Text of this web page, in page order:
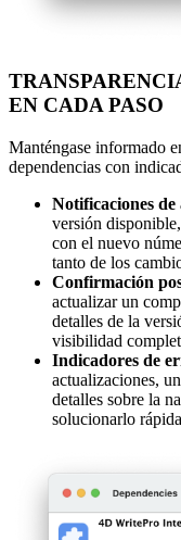
EN CADA PASO
Manténgase informado
dependencias con
Notificaciones
versión
con el nuevo
tanto de los
Confirmación
actualizar un
detalles de la
visibilidad
Indicadores de
actualizaciones,
detalles sobre la
solucionarlo